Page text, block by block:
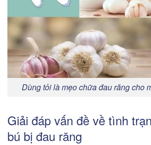
Dùng tỏi là mẹo chữa đau răng cho
Giải đáp vấn đề về tình
bú bị đau răng